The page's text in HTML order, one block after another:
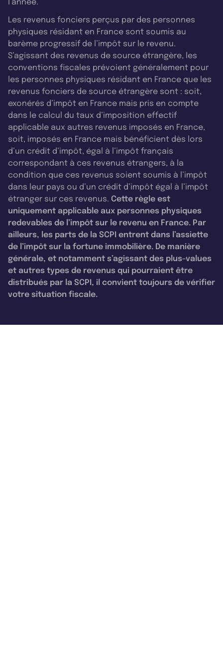
l’année.
Les revenus fonciers perçus par des personnes
physiques résidant en France sont soumis au
barème progressif de l’impôt sur le revenu.
S’agissant des revenus de source étrangère, les
conventions fiscales prévoient généralement pour
les personnes physiques résidant en France que les
revenus fonciers de source étrangère sont : soit,
exonérés d’impôt en France mais pris en compte
dans le calcul du taux d’imposition effectif
applicable aux autres revenus imposés en France,
soit, imposés en France mais bénéficient dès lors
d’un crédit d’impôt, égal à l’impôt français
correspondant à ces revenus étrangers, à la
condition que ces revenus soient soumis à l’impôt
dans leur pays ou d’un crédit d’impôt égal à l’impôt
étranger sur ces revenus. Cette règle est
uniquement applicable aux personnes physiques
redevables de l’impôt sur le revenu en France. Par
ailleurs, les parts de la SCPI entrent dans l’assiette
de l’impôt sur la fortune immobilière. De manière
générale, et notamment s’agissant des plus-values
et autres types de revenus qui pourraient être
distribués par la SCPI, il convient toujours de vérifier
votre situation fiscale.